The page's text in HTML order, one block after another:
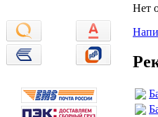
Нет